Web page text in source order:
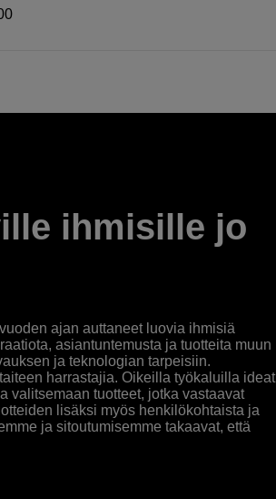
ihmisille jo
ajan auttaneet luovia ihmisiä
asiantuntemusta ja tuotteita muun
ja teknologian tarpeisiin.
harrastajia. Oikeilla työkaluilla ideat
valitsemaan tuotteet, jotka vastaavat
lisäksi myös henkilökohtaista ja
ja sitoutumisemme takaavat, että